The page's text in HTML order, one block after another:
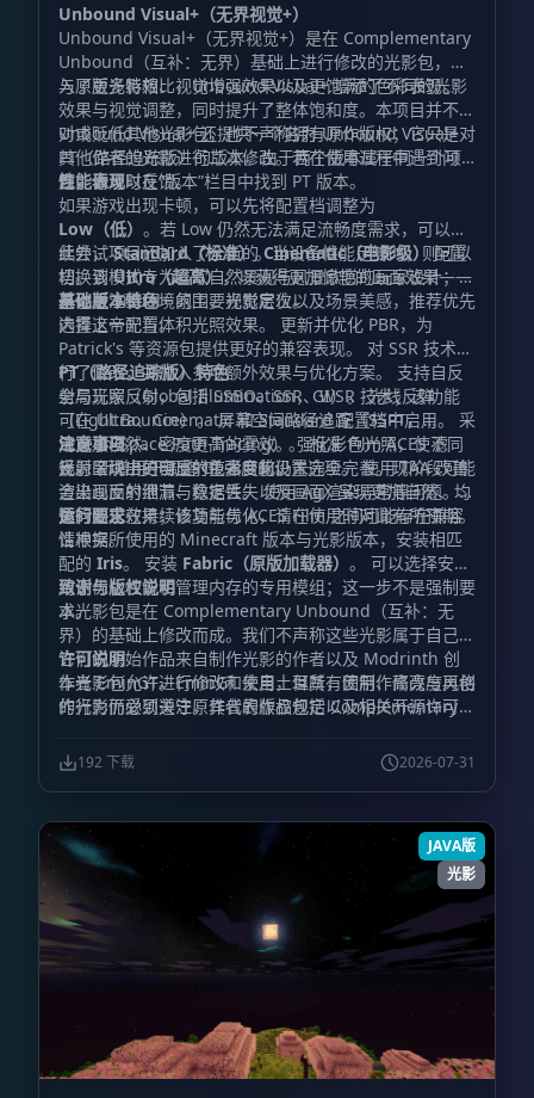
Unbound Visual+（无界视觉+）
Unbound Visual+（无界视觉+）是在 Complementary
Unbound（互补：无界）基础上进行修改的光影包，加
入了更多特效、视觉增强效果以及更饱满的色彩表现。
与原版光影相比，Unbound Visual+ 增添了不同的光影
效果与视觉调整，同时提升了整体饱和度。本项目并不针
对或贬低其他光影包，也不声称拥有原作版权；它只是对
其他作者的光影进行二次修改。若在使用过程中遇到问
题，请及时反馈。
Unbound Visual+ 还提供一个名为 Unbound Visual+
PT（路径追踪版）的版本。由于两个版本属于同一个项
目，你可以在“版本”栏目中找到 PT 版本。
性能表现
如果游戏出现卡顿，可以先将配置档调整为
Low（低） 。若 Low 仍然无法满足流畅度需求，可以继
续尝试Standard（标准）。当设备性能足够时，则可以
切换到Ultra（超高），以获得更加惊艳的画面效果——
这也是 Visual+ 的主要视觉定位。
此外，项目还加入了全新的Cinematic（电影级）配置
档。该模式专为喜欢自然景观与风景欣赏的玩家设计；如
果你更注重环境氛围、光影层次以及场景美感，推荐优先
选择这一配置。
基础版本特色
内置上帝光与体积光照效果。 更新并优化 PBR，为
Patrick's 等资源包提供更好的兼容表现。 对 SSR 技术进
行了修改，并加入多项额外效果与优化方案。 支持自反
射与玩家反射，包括 SSBO、SSR、WSR 技术；该功能
可在 Ultra、Cinematic 和 Standard 配置档中启用。 采
用更加自然、密度更高的雾效。 强化彩色光照，使不同
光源呈现出更明显的色彩变化。
PT（路径追踪版）特色
全局光照（Global Illumination，GI）。 光线反弹
（Light Bounce）。 屏幕空间路径追踪（SSPT，
Screen-Space Path-Tracing）。 标准 Film ACES 滤
镜。 新增用于调整 GI 强度的设置选项。 使用 TAA 改善
渲染画面的细节与稳定性。 使用 AgX 呈现更加自然、均
衡的阳光效果；该功能与 ACES Film 之间可能存在兼容
性冲突。
注意事项
反射区块中的自反射技术目前仍未完全完善。现阶段可能
会出现反射泄漏、数据丢失以及画面渲染异常等问题。相
关问题正在持续修复与优化，请在使用时对此有所预期。
运行要求
请根据所使用的 Minecraft 版本与光影版本，安装相匹
配的 Iris。 安装 Fabric（原版加载器） 。 可以选择安装
用于优化性能和管理内存的专用模组；这一步不是强制要
求。
致谢与版权说明
本光影包是在 Complementary Unbound（互补：无
界）的基础上修改而成。我们不声称这些光影属于自己，
它们的原始作品来自制作光影的作者以及 Modrinth 创
作者 EminGT。EminGT 来自土耳其，因制作高亮度风格
的光影而受到关注，其代表作品包括 Complementary
Shaders（互补光影）以及 Complementary
Reimagined（互补：重构版）。
许可说明
本光影包允许进行修改和使用，但所有使用、修改与再创
作行为仍必须遵守原作者的版权规定以及相关开源许可要
192 下载 2026-07-31
JAVA版
光影